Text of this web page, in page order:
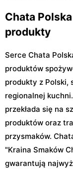
Chata
produkty
Serce Chata
produktów
produkty z Polski,
regionalnej
przekłada się na
produktów oraz
przysmaków.
"Kraina Smaków
gwarantują